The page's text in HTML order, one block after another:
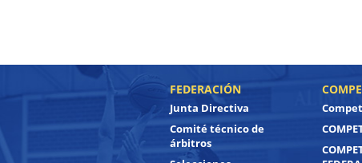
FEDERACIÓN
Junta Directiva
Comité técnico de
árbitros